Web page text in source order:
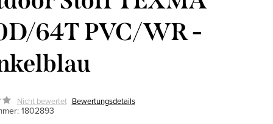
64T PVC/WR -
Nicht bewertet Bewertungsdetails
1802893